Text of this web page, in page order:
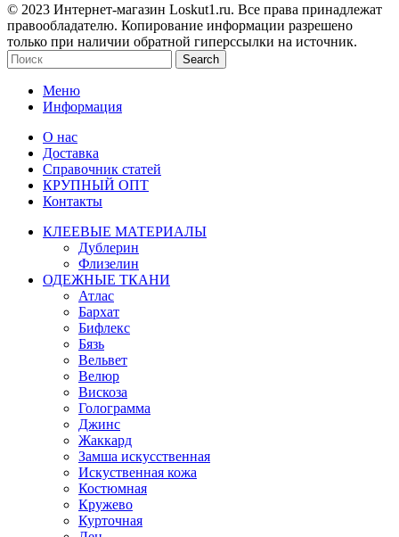
© 2023 Интернет-магазин Loskut1.ru. Все права принадлежат
правообладателю. Копирование информации разрешено
только при наличии обратной гиперссылки на источник.
Search
Меню
Информация
О нас
Доставка
Справочник статей
КРУПНЫЙ ОПТ
Контакты
КЛЕЕВЫЕ МАТЕРИАЛЫ
Дублерин
Флизелин
ОДЕЖНЫЕ ТКАНИ
Атлас
Бархат
Бифлекс
Бязь
Вельвет
Велюр
Вискоза
Голограмма
Джинс
Жаккард
Замша искусственная
Искуственная кожа
Костюмная
Кружево
Курточная